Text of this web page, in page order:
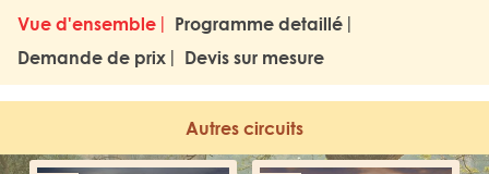
Vue d'ensemble
Programme detaillé
Demande de prix
Devis sur mesure
Autres circuits